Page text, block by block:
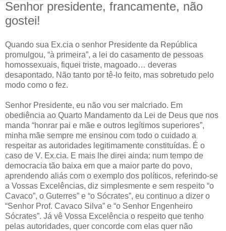
Senhor presidente, francamente, não
gostei!
Quando sua Ex.cia o senhor Presidente da República
promulgou, “à primeira”, a lei do casamento de pessoas
homossexuais, fiquei triste, magoado… deveras
desapontado. Não tanto por tê-lo feito, mas sobretudo pelo
modo como o fez.
Senhor Presidente, eu não vou ser malcriado. Em
obediência ao Quarto Mandamento da Lei de Deus que nos
manda “honrar pai e mãe e outros legítimos superiores”,
minha mãe sempre me ensinou com todo o cuidado a
respeitar as autoridades legitimamente constituídas. É o
caso de V. Ex.cia. E mais lhe direi ainda: num tempo de
democracia tão baixa em que a maior parte do povo,
aprendendo aliás com o exemplo dos políticos, referindo-se
a Vossas Excelências, diz simplesmente e sem respeito “o
Cavaco”, o Guterres” e “o Sócrates”, eu continuo a dizer o
“Senhor Prof. Cavaco Silva” e “o Senhor Engenheiro
Sócrates”. Já vê Vossa Excelência o respeito que tenho
pelas autoridades, quer concorde com elas quer não